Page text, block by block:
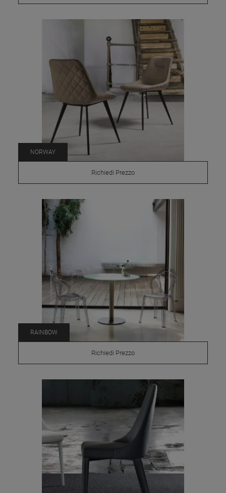
NORWAY
Richiedi Prezzo
RAINBOW
Richiedi Prezzo